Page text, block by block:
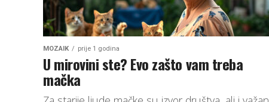
MOZAIK prije 1 godina
U mirovini ste? Evo zašto vam treba
mačka